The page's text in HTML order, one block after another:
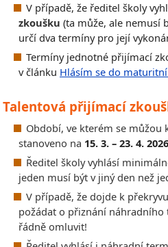
V případě, že ředitel školy
zkoušku (ta může, ale nemusí
určí dva termíny pro její
Termíny jednotné přijímací
v článku Hlásím se do maturitn
Talentová přijímací
Období, ve kterém se můžou
stanoveno na 15. 3. – 23. 4.
Ředitel školy vyhlásí
jeden musí být v jiný den než
V případě, že dojde k
požádat o přiznání
řádně omluvit!